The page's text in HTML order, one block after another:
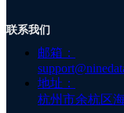
注
册
Optimize 策
联系我们
邮箱：
地址：
杭州市余杭区